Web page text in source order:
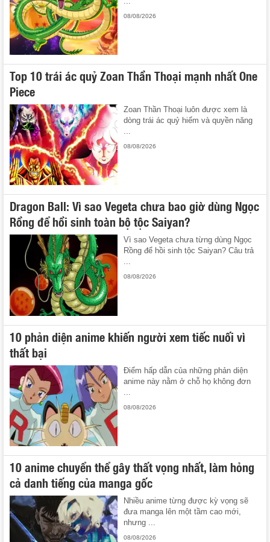
08/08/2026
Top 10 trái ác quỷ Zoan Thần Thoại mạnh nhất One
Piece
Zoan Thần Thoại luôn được xem là
dòng trái ác quỷ hiếm và quyền năng
...
08/08/2026
Dragon Ball: Vì sao Vegeta chưa bao giờ dùng Ngọc
Rồng để hồi sinh toàn bộ tộc Saiyan?
Vì sao Vegeta chưa từng dùng Ngọc
Rồng để hồi sinh tộc Saiyan? Câu trả
...
08/08/2026
10 phản diện anime khiến người xem tiếc nuối vì
thất bại
Điểm hấp dẫn của những phản diện
anime này nằm ở chỗ họ không đơn
08/08/2026
10 anime chuyển thể gây thất vọng nhất, làm hỏng
cả danh tiếng của manga gốc
Nhiều anime từng được kỳ vọng sẽ
đưa manga lên một tầm cao mới,
nhưng ...
08/08/2026